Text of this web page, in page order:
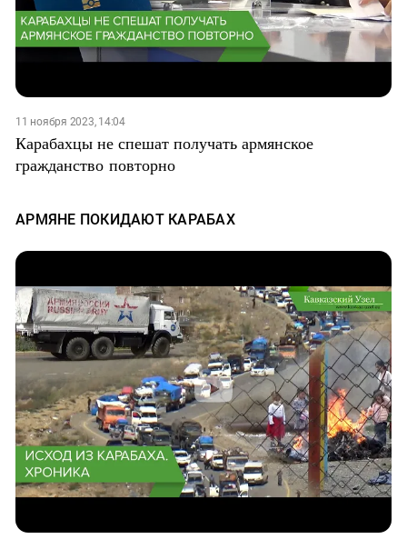
11 ноября 2023, 14:04
Карабахцы не спешат получать армянское
гражданство повторно
АРМЯНЕ ПОКИДАЮТ КАРАБАХ